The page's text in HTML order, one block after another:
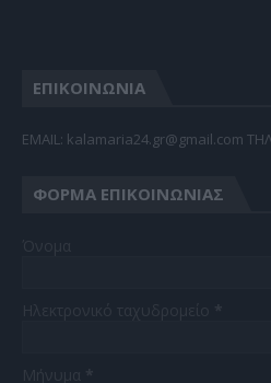
ΕΠΙΚΟΙΝΩΝΙΑ
EMAIL: kalamaria24.gr@gmail.com
ΦΌΡΜΑ ΕΠΙΚΟΙΝΩΝΊΑΣ